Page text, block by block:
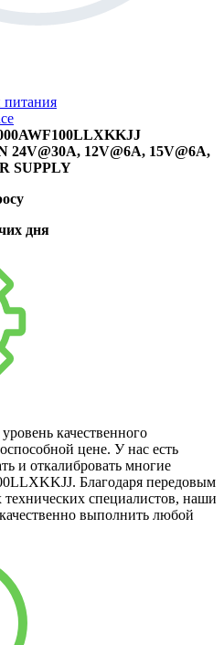
24V@30A, 12V@6A, 15V@6A,
SUPPLY
дня
качественного
цене. У нас есть
и откалибровать многие
Благодаря передовым
специалистов, наши
выполнить любой